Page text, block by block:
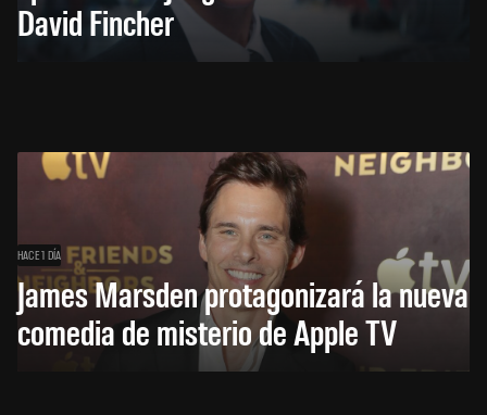
David Fincher
HACE 1 DÍA
James Marsden protagonizará la nueva
comedia de misterio de Apple TV